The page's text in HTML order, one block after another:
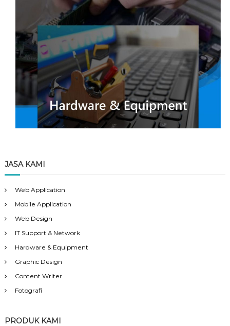
JASA KAMI
Web Application
Mobile Application
Web Design
IT Support & Network
Hardware & Equipment
Graphic Design
Content Writer
Fotografi
PRODUK KAMI